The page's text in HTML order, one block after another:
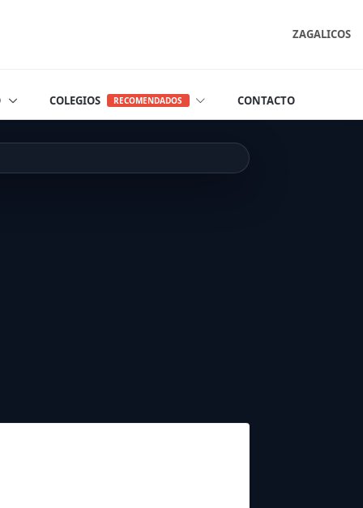
ZAGALICOS
COLEGIOS RECOMENDADOS CONTACTO